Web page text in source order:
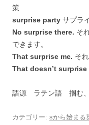
策
surprise party サプラ
No surprise there. そ
できます。
That surprise me. そ
That doesn’t surprise
語源 ラテン語 掴む
カテゴリー: sから始まる